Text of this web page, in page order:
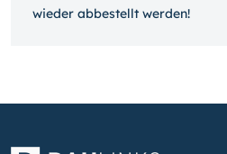
wieder ab­bestellt werden!